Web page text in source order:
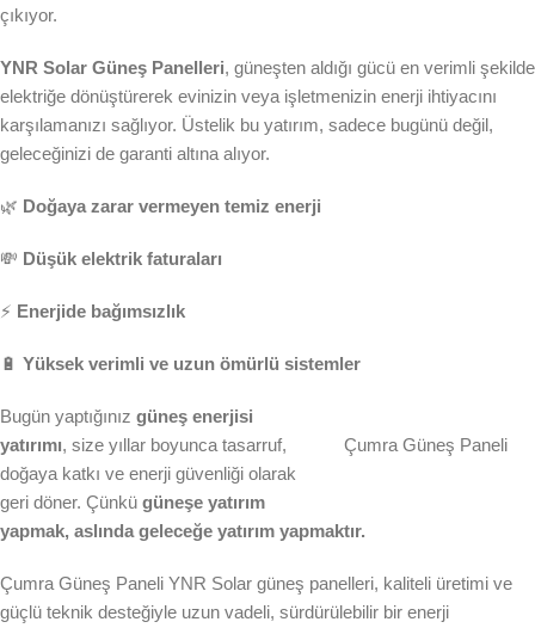
çıkıyor.
YNR Solar Güneş Panelleri, güneşten aldığı gücü en verimli şekilde
elektriğe dönüştürerek evinizin veya işletmenizin enerji ihtiyacını
karşılamanızı sağlıyor. Üstelik bu yatırım, sadece bugünü değil,
geleceğinizi de garanti altına alıyor.
🌿 Doğaya zarar vermeyen temiz enerji
💸 Düşük elektrik faturaları
⚡ Enerjide bağımsızlık
🔋 Yüksek verimli ve uzun ömürlü sistemler
Çumra Güneş Paneli
Bugün yaptığınız güneş enerjisi
yatırımı, size yıllar boyunca tasarruf,
doğaya katkı ve enerji güvenliği olarak
geri döner. Çünkü güneşe yatırım
yapmak, aslında geleceğe yatırım yapmaktır.
Çumra Güneş Paneli YNR Solar güneş panelleri, kaliteli üretimi ve
güçlü teknik desteğiyle uzun vadeli, sürdürülebilir bir enerji